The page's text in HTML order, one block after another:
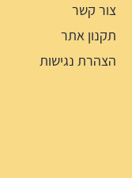
צור קשר
תקנון אתר
הצהרת נגישות